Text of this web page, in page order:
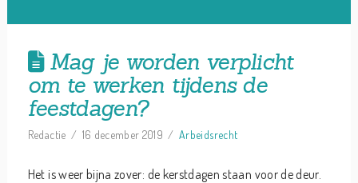
Mag je worden verplicht
om te werken tijdens de
feestdagen?
Redactie 16 december 2019 Arbeidsrecht
Het is weer bijna zover: de kerstdagen staan voor de deur.